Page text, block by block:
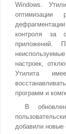
Windows.
контроля за
приложений.
настроек,
Утилита
программ и
В
добавили новые